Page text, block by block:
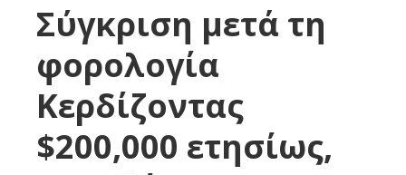
Σύγκριση μετά τη
φορολογία
Κερδίζοντας
$200,000 ετησίως,